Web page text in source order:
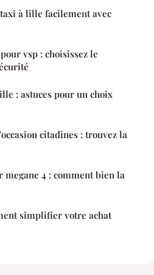
à lille facilement avec
vsp : choisissez le
: astuces pour un choix
citadines : trouvez la
4 : comment bien la
simplifier votre achat